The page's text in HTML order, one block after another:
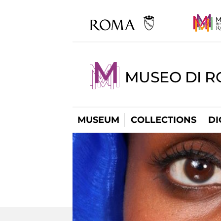
MUSEO DI
MUSEUM COLLECTIONS